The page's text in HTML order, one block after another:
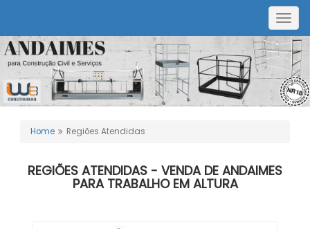
Home Regiões Atendidas
REGIÕES ATENDIDAS - VENDA DE ANDAIMES
PARA TRABALHO EM ALTURA